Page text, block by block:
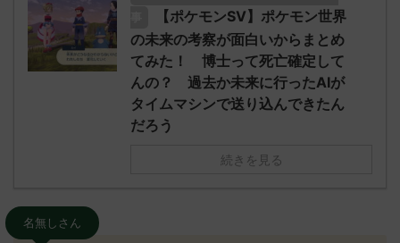
【ポケモンSV】ポケモン世界
の未来の考察が面白いからまとめ
てみた！ 博士って死亡確定して
んの？ 過去か未来に行ったAIが
タイムマシンで送り込んできたん
だろう
続きを見る
名無しさん